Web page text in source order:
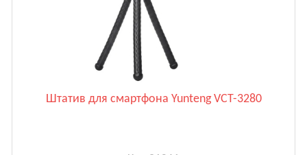
Штатив для смартфона Yunteng VCT-3280